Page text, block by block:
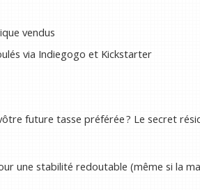
vendus
via Indiegogo et Kickstarter
future tasse préférée ? Le secret
une stabilité redoutable (même si la